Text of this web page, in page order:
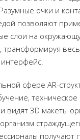
очки и
позволяют
слои на
трансформируя
сфере AR-
видят 3D макеты
получают